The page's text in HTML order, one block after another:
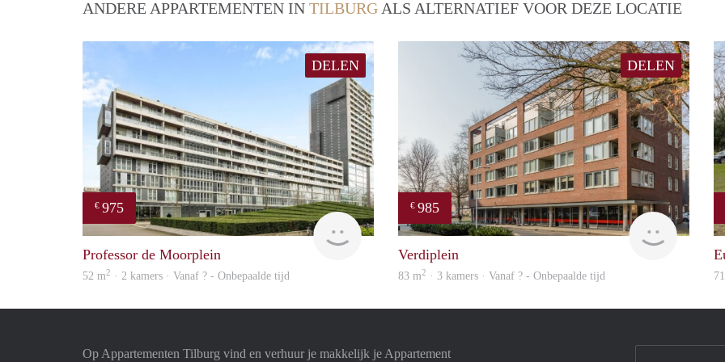
ANDERE APPARTEMENTEN IN TILBURG ALS ALTERNATIEF VOOR DEZE LOCATIE
DELEN
€ 975
finder
Professor de Moorplein
52 m2 · 2 kamers · Vanaf ? - Onbepaalde tijd
DELEN
€ 985
Woning
Verdiplein
83 m2 · 3 kamers · Vanaf ? - Onbepaalde tijd
Op Appartementen Tilburg vind en verhuur je makkelijk je Appartement